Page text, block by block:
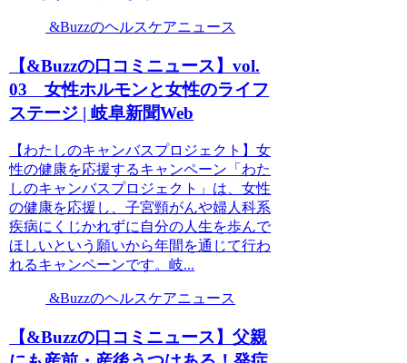
&Buzzのヘルスケアニュース
【&Buzzの口コミニュース】vol.
03 女性ホルモンと女性のライフ
ステージ | 岐阜新聞Web
【わたしのキャンバスプロジェクト】女
性の健康を応援するキャンペーン「わた
しのキャンバスプロジェクト」は、女性
の健康を応援し、子宮頸がんや婦人科系
疾病にくじかれずに自分の人生を歩んで
ほしいという願いから年間を通じて行わ
れるキャンペーンです。岐...
&Buzzのヘルスケアニュース
【&Buzzの口コミニュース】父親